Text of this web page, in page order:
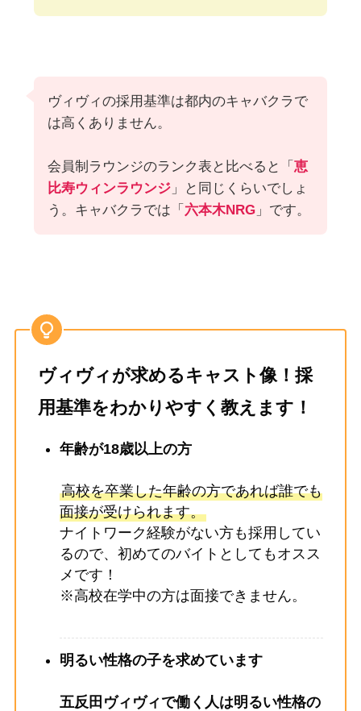
ヴィヴィの採用基準は都内のキャバクラで
は高くありません。
会員制ラウンジのランク表と比べると「 恵
比寿ウィンラウンジ」と同じくらいでしょ
う。キャバクラでは「 六本木NRG」です。
ヴィヴィが求めるキャスト像！採
用基準をわかりやすく教えます！
年齢が18歳以上の方
高校を卒業した年齢の方であれば誰でも
面接が受けられます。
ナイトワーク経験がない方も採用してい
るので、初めてのバイトとしてもオスス
メです！
※高校在学中の方は面接できません。
明るい性格の子を求めています
五反田ヴィヴィで働く人は明るい性格の